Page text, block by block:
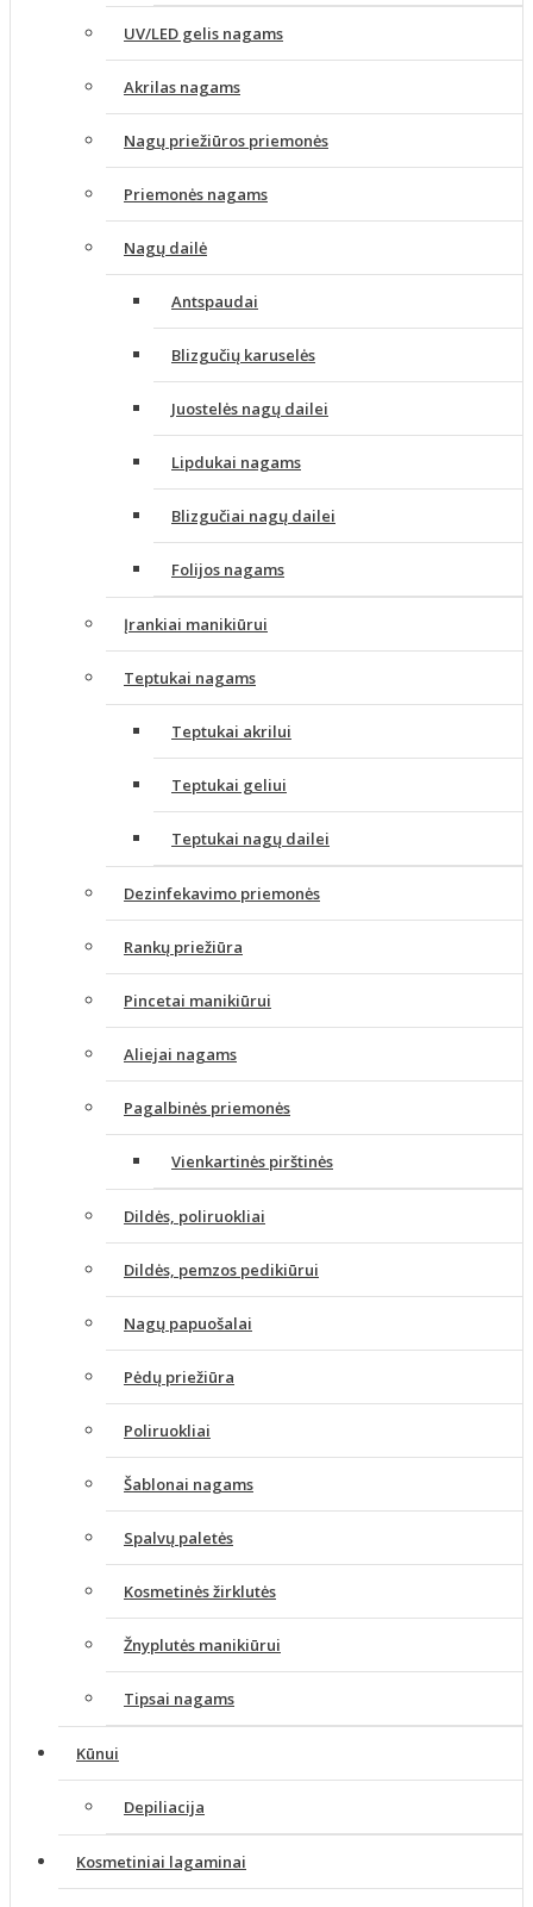
UV/LED gelis nagams
Akrilas nagams
Nagų priežiūros priemonės
Priemonės nagams
Nagų dailė
Antspaudai
Blizgučių karuselės
Juostelės nagų dailei
Lipdukai nagams
Blizgučiai nagų dailei
Folijos nagams
Įrankiai manikiūrui
Teptukai nagams
Teptukai akrilui
Teptukai geliui
Teptukai nagų dailei
Dezinfekavimo priemonės
Rankų priežiūra
Pincetai manikiūrui
Aliejai nagams
Pagalbinės priemonės
Vienkartinės pirštinės
Dildės, poliruokliai
Dildės, pemzos pedikiūrui
Nagų papuošalai
Pėdų priežiūra
Poliruokliai
Šablonai nagams
Spalvų paletės
Kosmetinės žirklutės
Žnyplutės manikiūrui
Tipsai nagams
Kūnui
Depiliacija
Kosmetiniai lagaminai